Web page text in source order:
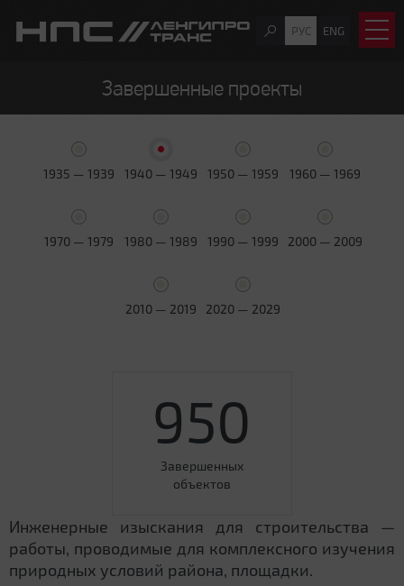
РУС ENG
Завершенные проекты
1935 — 1939 1940 — 1949 1950 — 1959 1960 — 1969
1970 — 1979 1980 — 1989 1990 — 1999 2000 — 2009
2010 — 2019 2020 — 2029
950
Завершенных
объектов
Инженерные изыскания для строительства —
работы, проводимые для комплексного изучения
природных условий района, площадки.